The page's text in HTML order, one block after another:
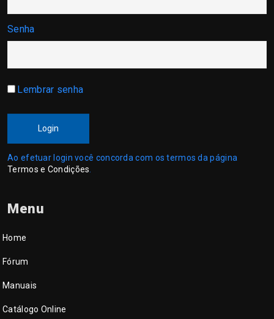
Senha
Lembrar senha
Login
Ao efetuar login você concorda com os termos da página
Termos e Condições
Menu
Home
Fórum
Manuais
Catálogo Online